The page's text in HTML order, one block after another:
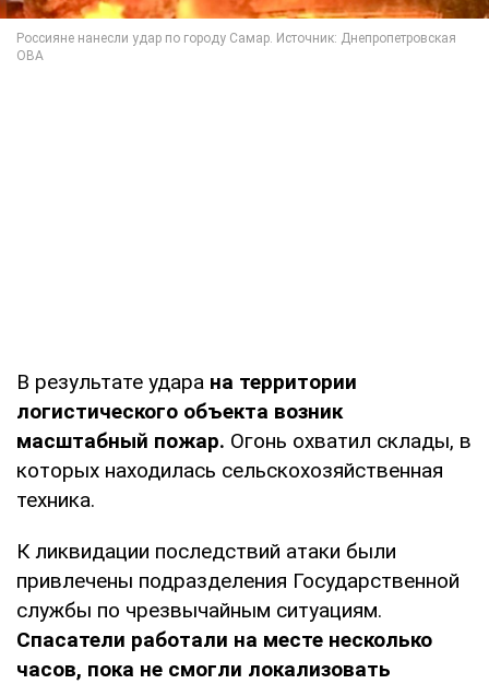
В результате удара на территории
логистического объекта возник
масштабный пожар. Огонь охватил склады, в
которых находилась сельскохозяйственная
техника.
К ликвидации последствий атаки были
привлечены подразделения Государственной
службы по чрезвычайным ситуациям.
Спасатели работали на месте несколько
часов, пока не смогли локализовать